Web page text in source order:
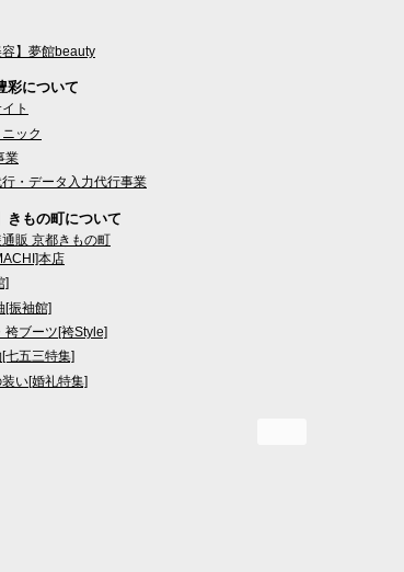
容】夢館beauty
彩について
ト
ック
業
・データ入力代行事業
きもの町について
販 京都きもの町
本店
]
[振袖館]
袴ブーツ[袴Style]
七五三特集]
い[婚礼特集]